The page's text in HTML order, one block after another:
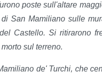
poste sull'altare
San Mamiliano sulle
Castello. Si ritirarono
sul terreno.
de' Turchi, che